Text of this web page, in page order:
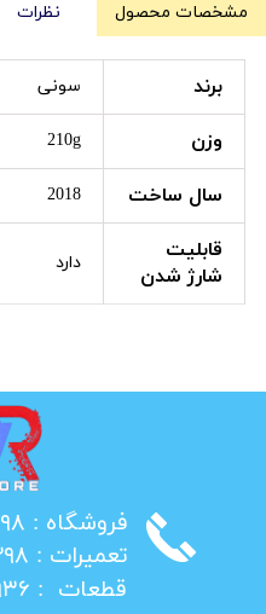
مشخصات محصول نظرات
برند سونی
وزن 210g
سال ساخت 2018
قابلیت
شارژ شدن
دارد
​فروشگاه : ۰۲۶۳۲۲۲۲۲۹۸
​تعمیرات : ۰۲۶۳۲۲۰۲۲۹۸
​قطعات : ۰۲۱۳۶۳۴۹۹۳۶